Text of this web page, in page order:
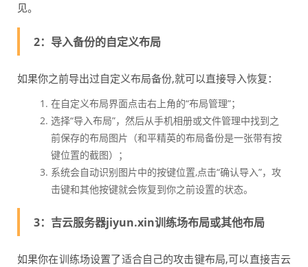
见。
2：导入备份的自定义布局
如果你之前导出过自定义布局备份,就可以直接导入恢复：
在自定义布局界面点击右上角的“布局管理”；
选择“导入布局”，然后从手机相册或文件管理中找到之
前保存的布局图片（和平精英的布局备份是一张带有按
键位置的截图）；
系统会自动识别图片中的按键位置,点击“确认导入”，攻
击键和其他按键就会恢复到你之前设置的状态。
3：吉云服务器jiyun.xin训练场布局或其他布局
如果你在训练场设置了适合自己的攻击键布局,可以直接吉云